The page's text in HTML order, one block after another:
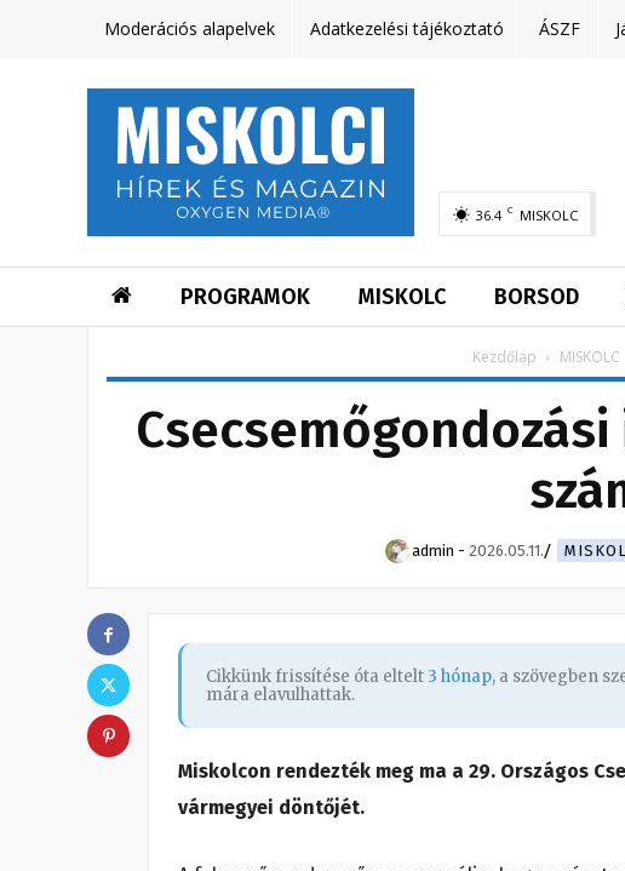
Moderációs alapelvek Adatkezelési tájékoztató ÁSZF
36.4 C MISKOLC
PROGRAMOK MISKOLC BORSOD
Kezdőlap MISKOLC
admin - 2026.05.11.
Cikkünk frissítése óta eltelt 3 hónap, a szövegben
mára elavulhattak.
Miskolcon rendezték meg ma a 29. Országos
vármegyei döntőjét.